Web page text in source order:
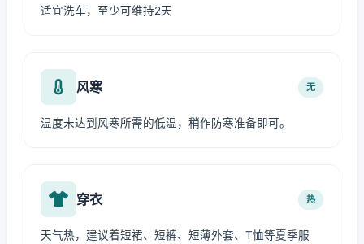
适宜洗车，至少可维持2天
风寒 无
温度未达到风寒所需的低温，稍作防寒准备即可。
穿衣 热
天气热，建议着短裙、短裤、短薄外套、T恤等夏季服